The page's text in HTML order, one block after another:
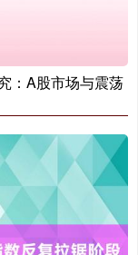
：A股市场与震荡